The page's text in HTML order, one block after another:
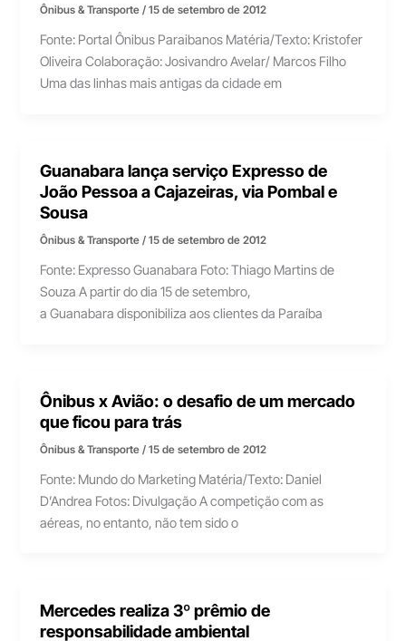
Ônibus & Transporte/15 de setembro de 2012
Fonte: Portal Ônibus Paraibanos Matéria/Texto: Kristofer
Oliveira Colaboração: Josivandro Avelar/ Marcos Filho
Uma das linhas mais antigas da cidade em
Guanabara lança serviço Expresso de
João Pessoa a Cajazeiras, via Pombal e
Sousa
Ônibus & Transporte/15 de setembro de 2012
Fonte: Expresso Guanabara Foto: Thiago Martins de
Souza A partir do dia 15 de setembro,
a Guanabara disponibiliza aos clientes da Paraíba
Ônibus x Avião: o desafio de um mercado
que ficou para trás
Ônibus & Transporte/15 de setembro de 2012
Fonte: Mundo do Marketing Matéria/Texto: Daniel
D’Andrea Fotos: Divulgação A competição com as
aéreas, no entanto, não tem sido o
Mercedes realiza 3º prêmio de
responsabilidade ambiental